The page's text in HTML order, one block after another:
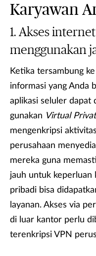
Karyawan
Akses
menggunakan
Ketika tersambung
informasi yang Anda
aplikasi seluler dapat
gunakan Virtual
mengenkripsi
perusahaan
mereka guna
jauh untuk keperluan
pribadi bisa
layanan. Akses via
di luar kantor perlu
terenkripsi VPN